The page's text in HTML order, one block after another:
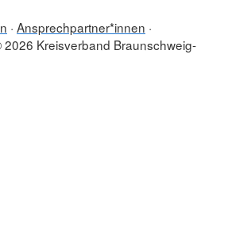
Ansprechpartner*innen
2026 Kreisverband Braunschweig-